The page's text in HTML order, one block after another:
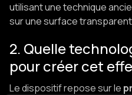
utilisant une technique
sur une surface
2. Quelle
pour créer cet
Le dispositif repose sur le